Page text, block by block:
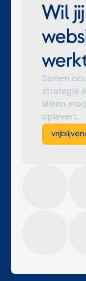
Wil
Samen
strategie
alleen
oplevert.